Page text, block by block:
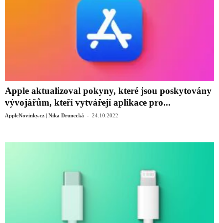
Apple aktualizoval pokyny, které jsou poskytovány
vývojářům, kteří vytvářejí aplikace pro...
AppleNovinky.cz | Nika Drunecká - 24.10.2022